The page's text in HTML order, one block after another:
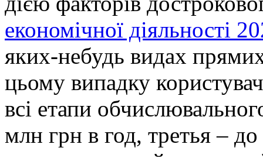
економічної діяльності
яких-небудь видах
цьому випадку
всі етапи
млн грн в год, третья –